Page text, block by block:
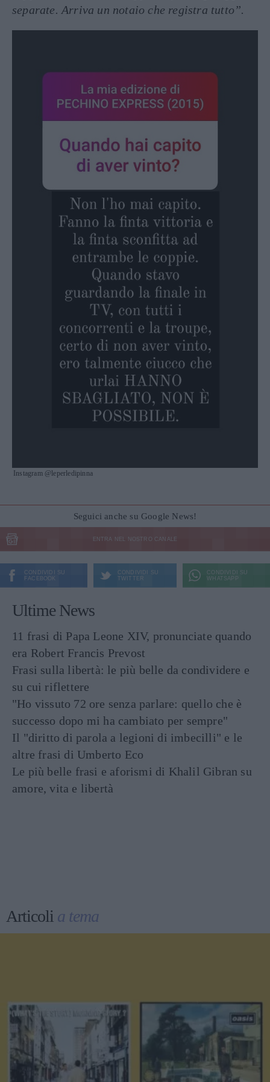
separate. Arriva un notaio che registra tutto”.
Instagram @leperledipinna
Seguici anche su Google News!
ENTRA NEL NOSTRO CANALE
CONDIVIDI SU
FACEBOOK
CONDIVIDI SU
TWITTER
CONDIVIDI SU
WHATSAPP
Ultime News
11 frasi di Papa Leone XIV, pronunciate quando
era Robert Francis Prevost
Frasi sulla libertà: le più belle da condividere e
su cui riflettere
"Ho vissuto 72 ore senza parlare: quello che è
successo dopo mi ha cambiato per sempre"
Il "diritto di parola a legioni di imbecilli" e le
altre frasi di Umberto Eco
Le più belle frasi e aforismi di Khalil Gibran su
amore, vita e libertà
Articoli a tema